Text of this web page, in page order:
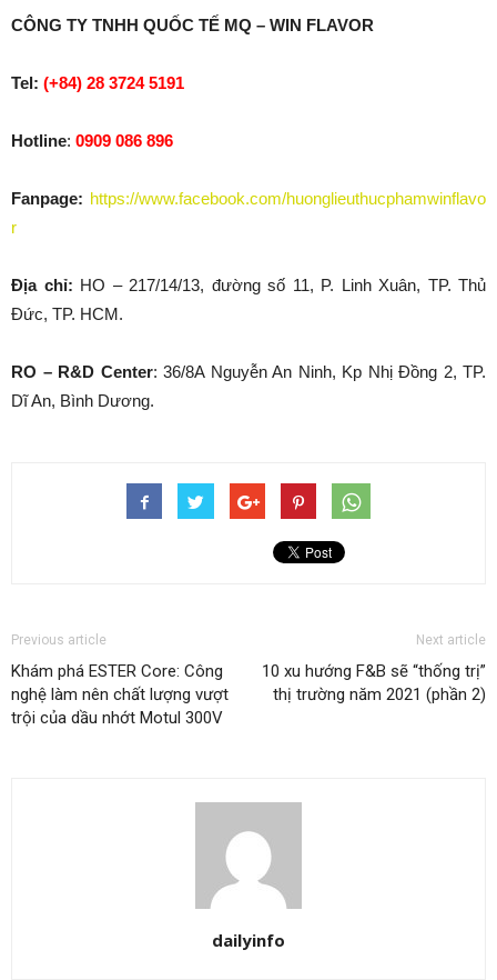
CÔNG TY TNHH QUỐC TẾ MQ – WIN FLAVOR
Tel: (+84) 28 3724 5191
Hotline: 0909 086 896
Fanpage: https://www.facebook.com/huonglieuthucphamwinflavo
r
Địa chỉ: HO – 217/14/13, đường số 11, P. Linh Xuân, TP. Thủ
Đức, TP. HCM.
RO – R&D Center: 36/8A Nguyễn An Ninh, Kp Nhị Đồng 2, TP.
Dĩ An, Bình Dương.
Previous article
Khám phá ESTER Core: Công
nghệ làm nên chất lượng vượt
trội của dầu nhớt Motul 300V
Next article
10 xu hướng F&B sẽ “thống trị”
thị trường năm 2021 (phần 2)
dailyinfo